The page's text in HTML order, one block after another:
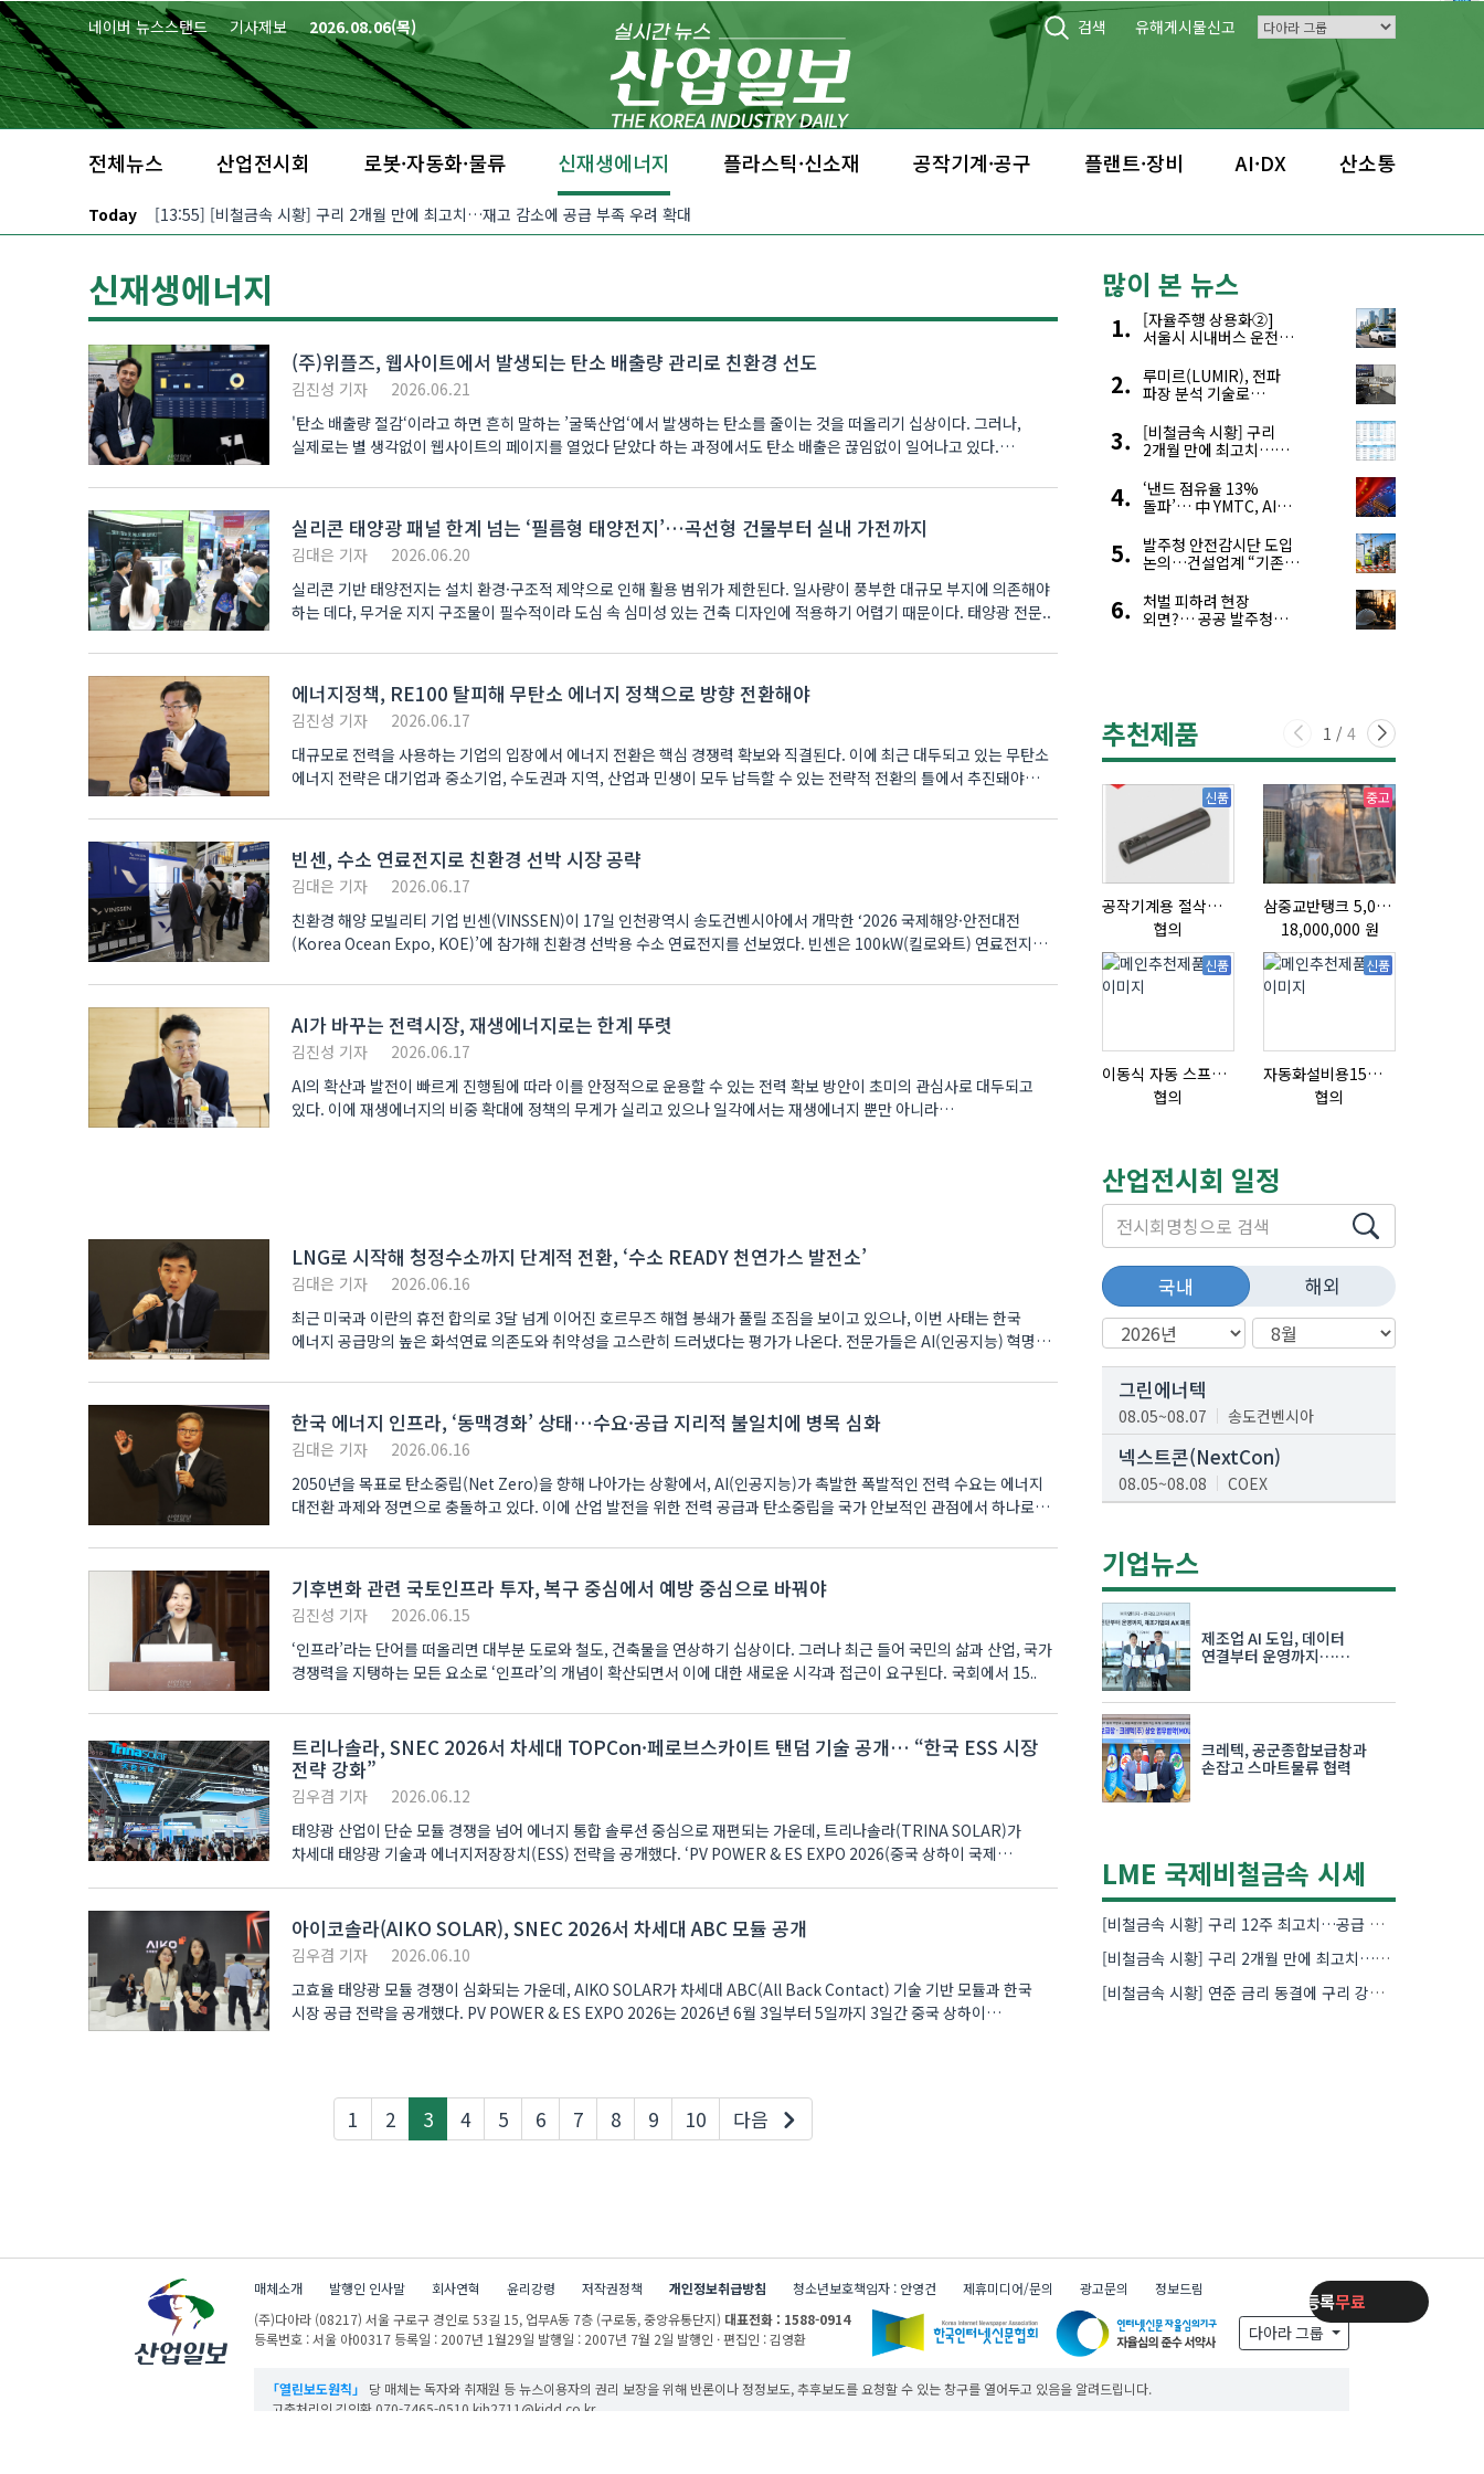
본문 바로가기
네이버 뉴스스탠드 기사제보 2026.08.06(목) 검색 유해게시물신고
전체뉴스 산업전시회 로봇·자동화·물류 신재생에너지 플라스틱·신소재 공작기계·공구 플랜트·장비 AI·DX 산소통
Today [13:55] [비철금속 시황] 구리 2개월 만에 최고치…재고 감소에 공급 부족 우려 확대
신재생에너지
(주)위플즈, 웹사이트에서 발생되는 탄소 배출량 관리로 친환경 선도
김진성 기자
2026.06.21
'탄소 배출량 절감‘이라고 하면 흔히 말하는 ’굴뚝산업‘에서 발생하는 탄소를 줄이는 것을 떠올리기 십상이다. 그러나,
실제로는 별 생각없이 웹사이트의 페이지를 열었다 닫았다 하는 과정에서도 탄소 배출은 끊임없이 일어나고 있다.
실리콘 태양광 패널 한계 넘는 ‘필름형 태양전지’…곡선형 건물부터 실내 가전까지
김대은 기자
2026.06.20
실리콘 기반 태양전지는 설치 환경·구조적 제약으로 인해 활용 범위가 제한된다. 일사량이 풍부한 대규모 부지에 의존해야
하는 데다, 무거운 지지 구조물이 필수적이라 도심 속 심미성 있는 건축 디자인에 적용하기 어렵기 때문이다. 태양광 전문..
에너지정책, RE100 탈피해 무탄소 에너지 정책으로 방향 전환해야
김진성 기자
2026.06.17
대규모로 전력을 사용하는 기업의 입장에서 에너지 전환은 핵심 경쟁력 확보와 직결된다. 이에 최근 대두되고 있는 무탄소
에너지 전략은 대기업과 중소기업, 수도권과 지역, 산업과 민생이 모두 납득할 수 있는 전략적 전환의 틀에서 추진돼야
빈센, 수소 연료전지로 친환경 선박 시장 공략
김대은 기자
2026.06.17
친환경 해양 모빌리티 기업 빈센(VINSSEN)이 17일 인천광역시 송도컨벤시아에서 개막한 ‘2026 국제해양·안전대전
(Korea Ocean Expo, KOE)’에 참가해 친환경 선박용 수소 연료전지를 선보였다. 빈센은 100kW(킬로와트) 연료전지와
AI가 바꾸는 전력시장, 재생에너지로는 한계 뚜렷
김진성 기자
2026.06.17
AI의 확산과 발전이 빠르게 진행됨에 따라 이를 안정적으로 운용할 수 있는 전력 확보 방안이 초미의 관심사로 대두되고
있다. 이에 재생에너지의 비중 확대에 정책의 무게가 실리고 있으나 일각에서는 재생에너지 뿐만 아니라
LNG로 시작해 청정수소까지 단계적 전환, ‘수소 READY 천연가스 발전소’
김대은 기자
2026.06.16
최근 미국과 이란의 휴전 합의로 3달 넘게 이어진 호르무즈 해협 봉쇄가 풀릴 조짐을 보이고 있으나, 이번 사태는 한국
에너지 공급망의 높은 화석연료 의존도와 취약성을 고스란히 드러냈다는 평가가 나온다. 전문가들은 AI(인공지능) 혁명이
한국 에너지 인프라, ‘동맥경화’ 상태…수요·공급 지리적 불일치에 병목 심화
김대은 기자
2026.06.16
2050년을 목표로 탄소중립(Net Zero)을 향해 나아가는 상황에서, AI(인공지능)가 촉발한 폭발적인 전력 수요는 에너지
대전환 과제와 정면으로 충돌하고 있다. 이에 산업 발전을 위한 전력 공급과 탄소중립을 국가 안보적인 관점에서 하나로
기후변화 관련 국토인프라 투자, 복구 중심에서 예방 중심으로 바꿔야
김진성 기자
2026.06.15
‘인프라’라는 단어를 떠올리면 대부분 도로와 철도, 건축물을 연상하기 십상이다. 그러나 최근 들어 국민의 삶과 산업, 국가
경쟁력을 지탱하는 모든 요소로 ‘인프라’의 개념이 확산되면서 이에 대한 새로운 시각과 접근이 요구된다. 국회에서 15..
트리나솔라, SNEC 2026서 차세대 TOPCon·페로브스카이트 탠덤 기술 공개… “한국 ESS 시장
전략 강화”
김우겸 기자
2026.06.12
태양광 산업이 단순 모듈 경쟁을 넘어 에너지 통합 솔루션 중심으로 재편되는 가운데, 트리나솔라(TRINA SOLAR)가
차세대 태양광 기술과 에너지저장장치(ESS) 전략을 공개했다. ‘PV POWER & ES EXPO 2026(중국 상하이 국제
아이코솔라(AIKO SOLAR), SNEC 2026서 차세대 ABC 모듈 공개
김우겸 기자
2026.06.10
고효율 태양광 모듈 경쟁이 심화되는 가운데, AIKO SOLAR가 차세대 ABC(All Back Contact) 기술 기반 모듈과 한국
시장 공급 전략을 공개했다. PV POWER & ES EXPO 2026는 2026년 6월 3일부터 5일까지 3일간 중국 상하이
1 2 3현재페이지
4 5 6 7 8 9 10 다음
많이 본 뉴스
[자율주행 상용화②]
서울시 시내버스 운전자
해결한다
루미르(LUMIR), 전파
파장 분석 기술로
[비철금속 시황] 구리
2개월 만에 최고치…
우려 확대
‘낸드 점유율 13%
돌파’… 中 YMTC, AI
4위 맹추격
발주청 안전감시단 도입
논의…건설업계 “기존
처벌 피하려 현장
외면?… 공공 발주청
추천제품 1 / 4
신품
공작기계용 절삭공구, 슬리브(SLEEVE)
협의
중고
삼중교반탱크 5,000L
18,000,000 원
신품
이동식 자동 스프레이 세척기
협의
신품
자동화설비용15ml자동주입기
협의
산업전시회 일정
국내 해외
그린에너텍
08.05~08.07 송도컨벤시아
넥스트콘(NextCon)
08.05~08.08 COEX
08.19~08.21
K-PRINT
08.19~08.22
자율주행모빌리티산업전
08.25~08.27
차세대 반도체 패키징 산업전
08.26~08.28 수원컨벤션센터
기업뉴스
제조업 AI 도입, 데이터
연결부터 운영까지…
크레텍, 공군종합보급창과
손잡고 스마트물류 협력
LME 국제비철금속 시세
[비철금속 시황] 구리 12주 최고치…공급 부족 우려에 강세
[비철금속 시황] 구리 2개월 만에 최고치…재고 감소에 공급 부족 우려 확대
[비철금속 시황] 연준 금리 동결에 구리 강세…공급 부족 우려도 가격 지지
제품등록 무료제품등록 제품등록무료
매체소개 발행인 인사말 회사연혁 윤리강령 저작권정책 개인정보취급방침 청소년보호책임자 : 안영건 제휴미디어/문의 광고문의
정보드림
(주)다아라 (08217) 서울 구로구 경인로 53길 15,업무A동 7층 (구로동, 중앙유통단지) 대표전화 : 1588-0914
등록번호 : 서울 아00317 등록일 : 2007년 1월29일 발행일 : 2007년 7월 2일 발행인 · 편집인 : 김영환 다아라 그룹
「열린보도원칙」
당 매체는 독자와 취재원 등 뉴스이용자의 권리 보장을 위해 반론이나 정정보도, 추후보도를 요청할 수 있는 창구를 열어두고 있음을 알려드립니다.
고충처리인 김인환 070-7465-0510 kih2711@kidd.co.kr